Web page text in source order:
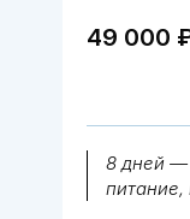
8 дней —
питание,
49 000